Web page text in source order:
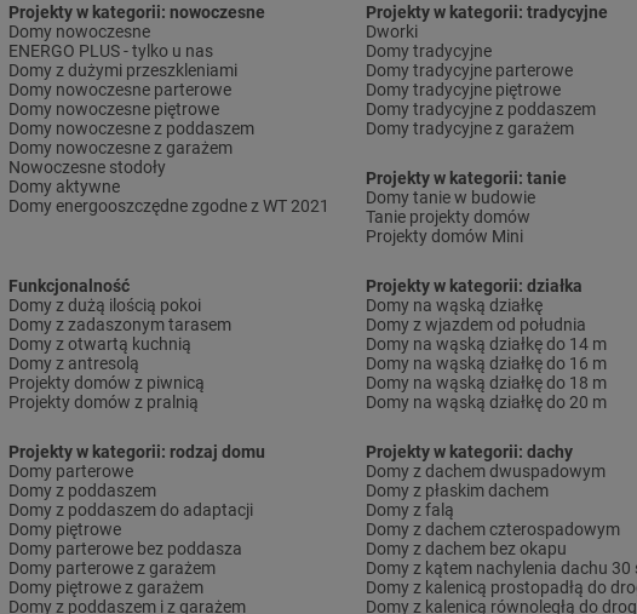
Projekty w kategorii: nowoczesne
Domy nowoczesne
ENERGO PLUS - tylko u nas
Domy z dużymi przeszkleniami
Domy nowoczesne parterowe
Domy nowoczesne piętrowe
Domy nowoczesne z poddaszem
Domy nowoczesne z garażem
Nowoczesne stodoły
Domy aktywne
Domy energooszczędne zgodne z WT 2021
Projekty w kategorii: tradycyjne
Dworki
Domy tradycyjne
Domy tradycyjne parterowe
Domy tradycyjne piętrowe
Domy tradycyjne z poddaszem
Domy tradycyjne z garażem
Projekty w kategorii: tanie
Domy tanie w budowie
Tanie projekty domów
Projekty domów Mini
Funkcjonalność
Domy z dużą ilością pokoi
Domy z zadaszonym tarasem
Domy z otwartą kuchnią
Domy z antresolą
Projekty domów z piwnicą
Projekty domów z pralnią
Projekty w kategorii: działka
Domy na wąską działkę
Domy z wjazdem od południa
Domy na wąską działkę do 14 m
Domy na wąską działkę do 16 m
Domy na wąską działkę do 18 m
Domy na wąską działkę do 20 m
Projekty w kategorii: rodzaj domu
Domy parterowe
Domy z poddaszem
Domy z poddaszem do adaptacji
Domy piętrowe
Domy parterowe bez poddasza
Domy parterowe z garażem
Domy piętrowe z garażem
Domy z poddaszem i z garażem
Projekty w kategorii: dachy
Domy z dachem dwuspadowym
Domy z płaskim dachem
Domy z falą
Domy z dachem czterospadowym
Domy z dachem bez okapu
Domy z kątem nachylenia dachu 30
Domy z kalenicą prostopadłą do
Domy z kalenicą równoległą do